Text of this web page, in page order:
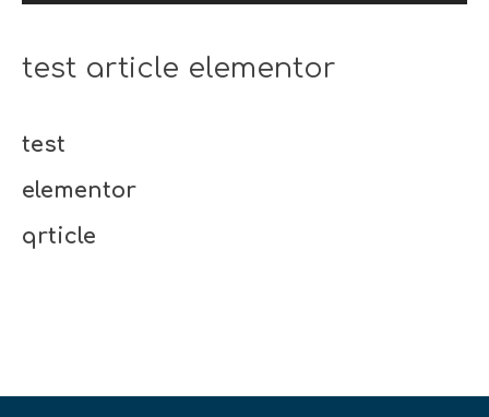
test article elementor
test
elementor
qrticle